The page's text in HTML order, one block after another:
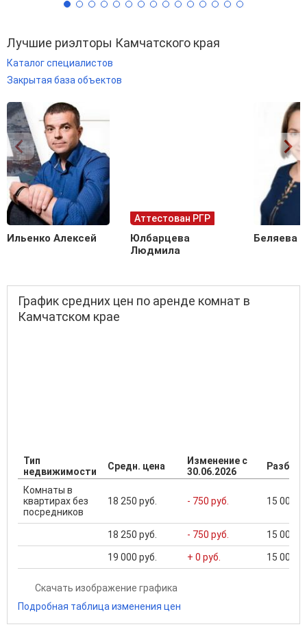
Лучшие риэлторы Камчатского края
Каталог специалистов
Закрытая база объектов
Ильенко Алексей
Аттестован РГР
Юлбарцева
Людмила
Беляева
График средних цен по аренде комнат в
Камчатском крае
Тип
недвижимости
Средн. цена
Изменение с
30.06.2026
Комнаты в
квартирах без
посредников
18 250 руб. - 750 руб. 15 000
18 250 руб. - 750 руб. 15 000
19 000 руб. + 0 руб. 15 000
Скачать изображение графика
Подробная таблица изменения цен